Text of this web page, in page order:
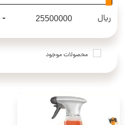
ریال -
محصولات موجود